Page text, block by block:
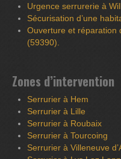
Urgence serrurerie à
Sécurisation d’une
Ouverture et réparation
(59390).
Zones d’intervention
Serrurier à Hem
Serrurier à Lille
Serrurier à Roubaix
Serrurier à Tourcoing
Serrurier à Villeneuve